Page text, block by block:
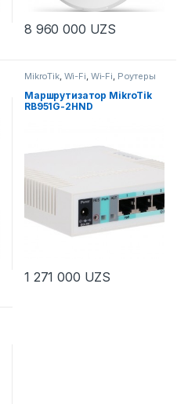
8 960 000 UZS
MikroTik, Wi-Fi Wi-Fi Роутеры
Маршрутизатор MikroTik
RB951G-2HND
1 271 000 UZS